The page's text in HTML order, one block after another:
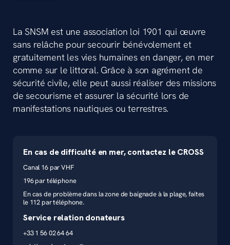
La SNSM est une association loi 1901 qui œuvre
sans relâche pour secourir bénévolement et
gratuitement les vies humaines en danger, en mer
comme sur le littoral. Grâce à son agrément de
sécurité civile, elle peut aussi réaliser des missions
de secourisme et assurer la sécurité lors de
manifestations nautiques ou terrestres.
En cas de difficulté en mer, contactez le CROSS
Canal 16 par VHF
196 par téléphone
En cas de problème dans la zone de baignade à la plage, faites
le 112 par téléphone.
Service relation donateurs
+33 1 56 02 64 64